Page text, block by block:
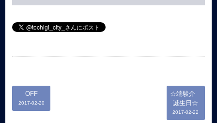
OFF
2017-02-20
☆端駿介
誕生日☆
2017-02-22